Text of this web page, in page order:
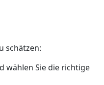
schätzen:
wählen Sie die richtige